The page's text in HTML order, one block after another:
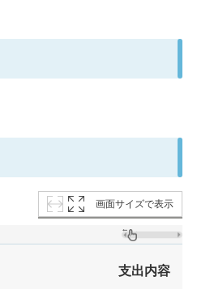
画面サイズで表示
支出内容